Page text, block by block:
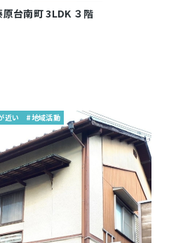
原台南町 3LDK ３階
近い #地域活動